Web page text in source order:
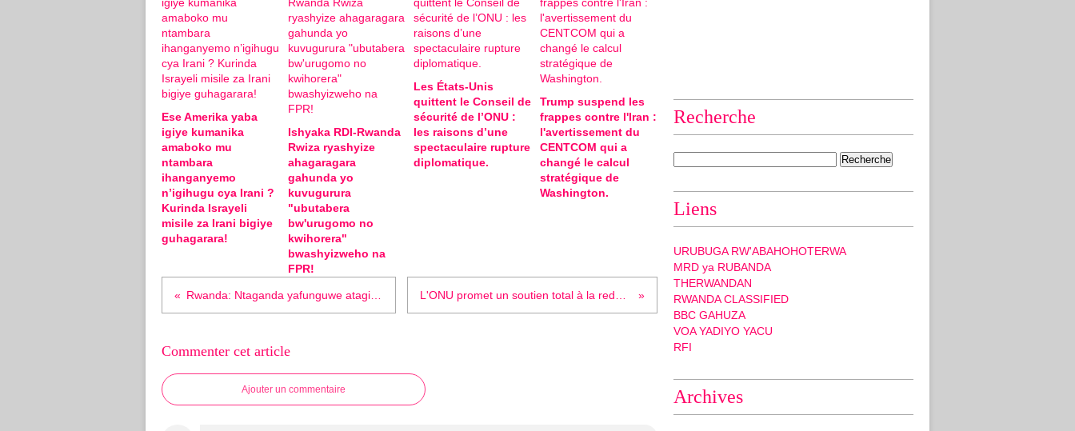
Ese Amerika yaba
igiye kumanika
amaboko mu
ntambara
ihanganyemo
n’igihugu cya Irani ?
Kurinda Israyeli
misile za Irani bigiye
guhagarara!
Ishyaka RDI-Rwanda
Rwiza ryashyize
ahagaragara
gahunda yo
kuvugurura
"ubutabera
bw'urugomo no
kwihorera"
bwashyizweho na
FPR!
Les États-Unis
quittent le Conseil de
sécurité de l’ONU :
les raisons d’une
spectaculaire rupture
diplomatique.
Trump suspend les
frappes contre l'Iran :
l'avertissement du
CENTCOM qui a
changé le calcul
stratégique de
Washington.
Commenter cet article
Ajouter un commentaire
Recherche
Liens
URUBUGA RW'ABAHOHOTERWA
MRD ya RUBANDA
THERWANDAN
RWANDA CLASSIFIED
BBC GAHUZA
VOA YADIYO YACU
RFI
Archives